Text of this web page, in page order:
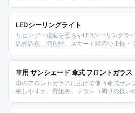
Leather・リーコレ・アリスの商品を、タ
帯で比較します。
LEDシーリングライト
リビング・寝室を照らすLEDシーリングラ
調光調色、演色性、スマート対応で比較・
車用 サンシェード 傘式 フロントガラス
車のフロントガラスに広げて使う傘式サン
納しやすさ、骨組み、ドラレコ周りの扱い